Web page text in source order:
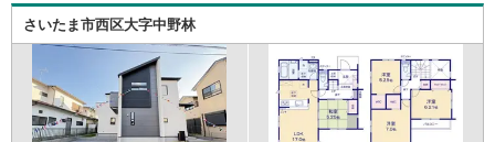
さいたま市西区大字中野林